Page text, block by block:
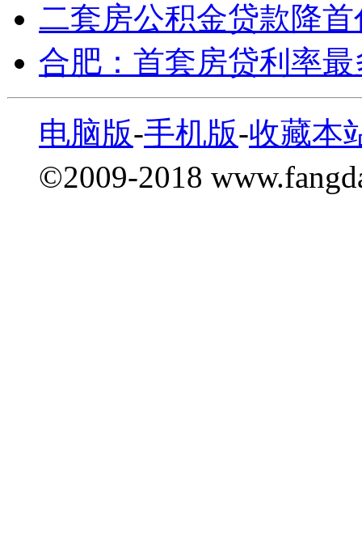
二套房公积金贷款降
合肥：首套房贷利率
电脑版-手机版-收藏本
©2009-2018